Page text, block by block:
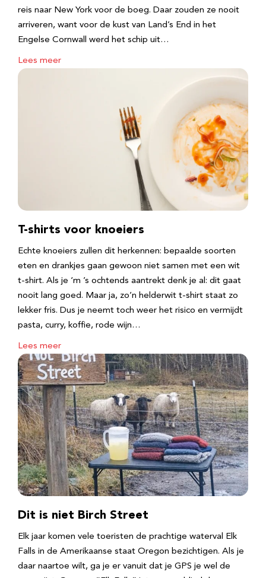
reis naar New York voor de boeg. Daar zouden ze nooit
arriveren, want voor de kust van Land’s End in het
Engelse Cornwall werd het schip uit…
Lees meer
T-shirts voor knoeiers
Echte knoeiers zullen dit herkennen: bepaalde soorten
eten en drankjes gaan gewoon niet samen met een wit
t-shirt. Als je ‘m ’s ochtends aantrekt denk je al: dit gaat
nooit lang goed. Maar ja, zo’n helderwit t-shirt staat zo
lekker fris. Dus je neemt toch weer het risico en vermijdt
pasta, curry, koffie, rode wijn…
Lees meer
Dit is niet Birch Street
Elk jaar komen vele toeristen de prachtige waterval Elk
Falls in de Amerikaanse staat Oregon bezichtigen. Als je
daar naartoe wilt, ga je er vanuit dat je GPS je wel de